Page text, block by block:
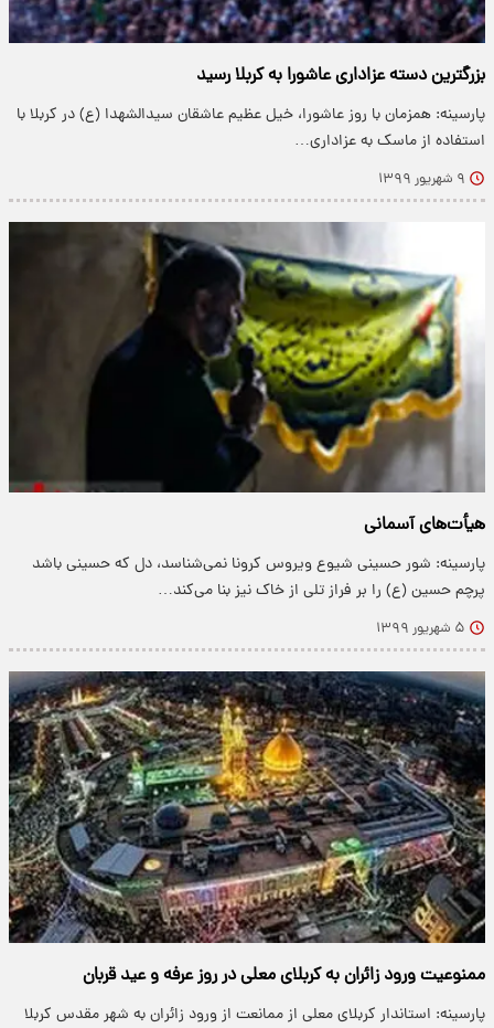
بزرگترین دسته عزاداری عاشورا به کربلا رسید
پارسینه: همزمان با روز عاشورا، خیل عظیم عاشقان سیدالشهدا (ع) در کربلا با
استفاده از ماسک به عزاداری…
۹ شهریور ۱۳۹۹
هیأت‌های آسمانی
پارسینه: شور حسینی شیوع ویروس کرونا نمی‌شناسد، دل که حسینی باشد
پرچم حسین (ع) را بر فراز تلی از خاک نیز بنا می‌کند…
۵ شهریور ۱۳۹۹
ممنوعیت ورود زائران به کربلای معلی در روز عرفه و عید قربان
پارسینه: استاندار کربلای معلی از ممانعت از ورود زائران به شهر مقدس کربلا